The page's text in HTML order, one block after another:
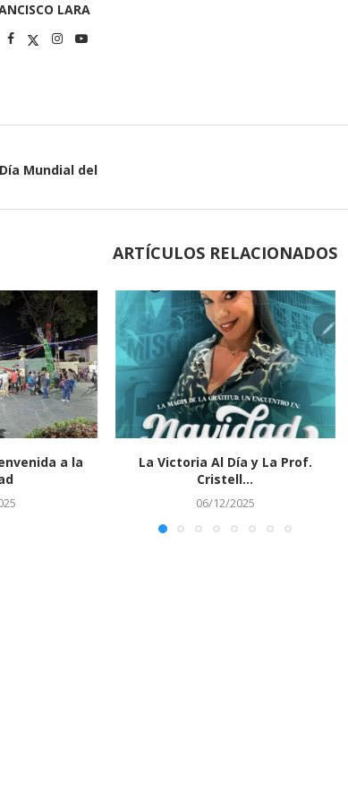
LARA
Mundial del
ARTÍCULOS RELACIONADOS
a la
La Victoria Al Día y La Prof.
Cristell...
06/12/2025